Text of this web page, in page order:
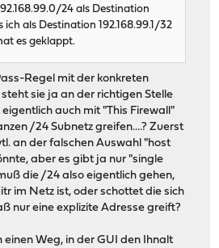
24 als Destination
als Destination 192.168.99.1/32
es geklappt.
Regel mit der konkreten
sie ja an der richtigen Stelle
auch mit "This Firewall"
/24 Subnetz greifen....? Zuerst
an der falschen Auswahl "host
aber es gibt ja nur "single
die /24 also eigentlich gehen,
im Netz ist, oder schottet die sich
nur eine explizite Adresse greift?
einen Weg, in der GUI den Ihnalt